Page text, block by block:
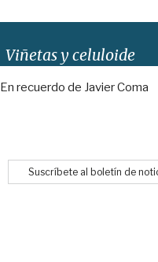
Viñetas y celuloide
En recuerdo de Javier Coma
Suscríbete al boletín de